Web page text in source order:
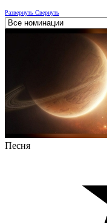
Развернуть Свернуть
Песня